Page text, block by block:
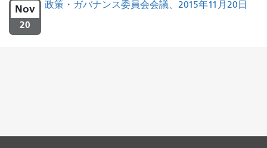
Nov
20
政策・ガバナンス委員会会議、2015年11月20日